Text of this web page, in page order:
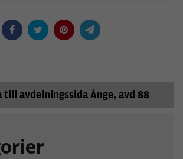
till avdelningssida Ånge, avd 88